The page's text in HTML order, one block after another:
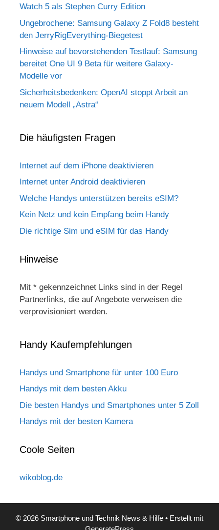
Watch 5 als Stephen Curry Edition
Ungebrochene: Samsung Galaxy Z Fold8 besteht
den JerryRigEverything-Biegetest
Hinweise auf bevorstehenden Testlauf: Samsung
bereitet One UI 9 Beta für weitere Galaxy-
Modelle vor
Sicherheitsbedenken: OpenAI stoppt Arbeit an
neuem Modell „Astra“
Die häufigsten Fragen
Internet auf dem iPhone deaktivieren
Internet unter Android deaktivieren
Welche Handys unterstützen bereits eSIM?
Kein Netz und kein Empfang beim Handy
Die richtige Sim und eSIM für das Handy
Hinweise
Mit * gekennzeichnet Links sind in der Regel
Partnerlinks, die auf Angebote verweisen die
verprovisioniert werden.
Handy Kaufempfehlungen
Handys und Smartphone für unter 100 Euro
Handys mit dem besten Akku
Die besten Handys und Smartphones unter 5 Zoll
Handys mit der besten Kamera
Coole Seiten
wikoblog.de
© 2026 Smartphone und Technik News & Hilfe • Erstellt mit